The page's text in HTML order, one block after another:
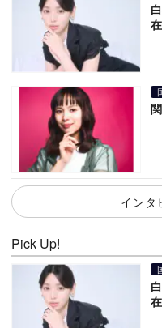
インタ
Pick Up!